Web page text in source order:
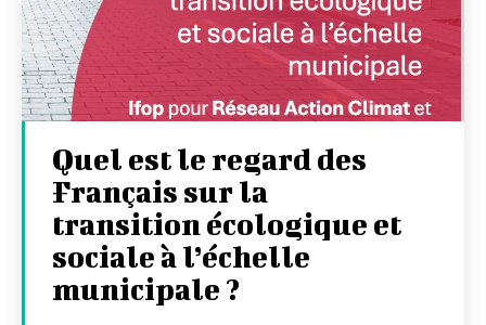
Quel est le regard des
Français sur la
transition écologique et
sociale à l’échelle
municipale ?